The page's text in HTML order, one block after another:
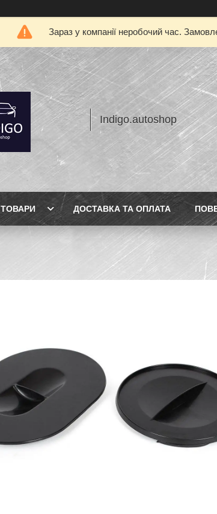
Зараз у компанії неробочий час.
Indigo.autoshop
ТОВАРИ ДОСТАВКА ТА ОПЛАТА